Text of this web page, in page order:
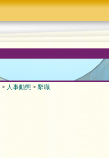
> 人事動態 > 辭職